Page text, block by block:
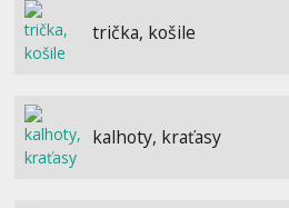
trička, košile
kalhoty, kraťasy